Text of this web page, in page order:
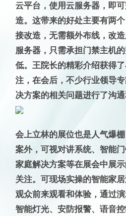
云平台，使用云服务器，即
造。这带来的好处主要有两
接改造，无需额外布线，改
服务器，只需承担门禁主机
低。王院长的精彩介绍获得
注，在会后，不少行业领导
决方案的相关问题进行了沟通
会上立林的展位也是人气爆
案外，可视对讲系统、智能
家庭解决方案等在展会中展
关注。可现场实操的智能家
观众前来观看和体验，通过
智能灯光、安防报警、语音